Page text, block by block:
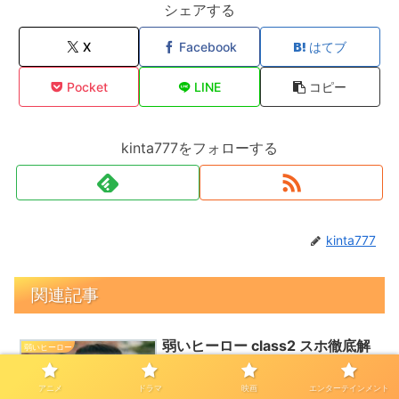
シェアする
X Facebook はてブ
Pocket LINE コピー
kinta777をフォローする
kinta777
関連記事
弱いヒーロー
弱いヒーロー class2 スホ徹底解
説！感動の復活と絆の強さ
アニメ ドラマ 映画 エンターテインメント